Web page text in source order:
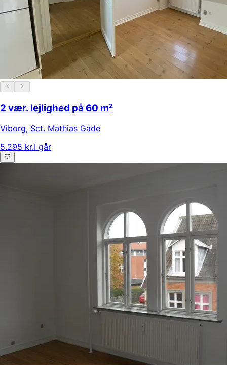
2 vær. lejlighed på 60 m²
Viborg, Sct. Mathias Gade
5.295 kr.I går